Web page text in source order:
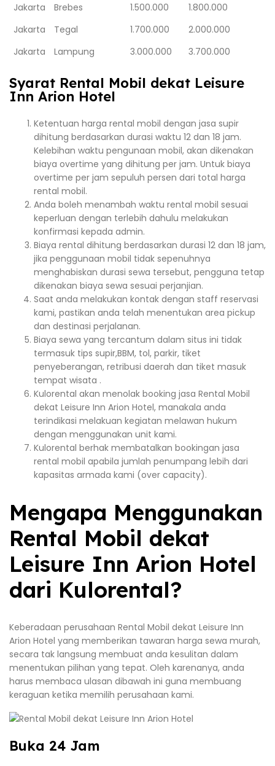
Jakarta
Brebes 1.500.000
1.800.000
Jakarta
Tegal 1.700.000
2.000.000
Jakarta
Lampung 3.000.000 3.700.000
Syarat Rental Mobil dekat Leisure
Inn Arion Hotel
Ketentuan harga rental mobil dengan jasa supir
dihitung berdasarkan durasi waktu 12 dan 18 jam.
Kelebihan waktu pengunaan mobil, akan dikenakan
biaya overtime yang dihitung per jam. Untuk biaya
overtime per jam sepuluh persen dari total harga
rental mobil.
Anda boleh menambah waktu rental mobil sesuai
keperluan dengan terlebih dahulu melakukan
konfirmasi kepada admin.
Biaya rental dihitung berdasarkan durasi 12 dan 18 jam,
jika penggunaan mobil tidak sepenuhnya
menghabiskan durasi sewa tersebut, pengguna tetap
dikenakan biaya sewa sesuai perjanjian.
Saat anda melakukan kontak dengan staff reservasi
kami, pastikan anda telah menentukan area pickup
dan destinasi perjalanan.
Biaya sewa yang tercantum dalam situs ini tidak
termasuk tips supir,BBM, tol, parkir, tiket
penyeberangan, retribusi daerah dan tiket masuk
tempat wisata .
Kulorental akan menolak booking jasa Rental Mobil
dekat Leisure Inn Arion Hotel, manakala anda
terindikasi melakuan kegiatan melawan hukum
dengan menggunakan unit kami.
Kulorental berhak membatalkan bookingan jasa
rental mobil apabila jumlah penumpang lebih dari
kapasitas armada kami (over capacity).
Mengapa Menggunakan
Rental Mobil dekat
Leisure Inn Arion Hotel
dari Kulorental?
Keberadaan perusahaan Rental Mobil dekat Leisure Inn
Arion Hotel yang memberikan tawaran harga sewa murah,
secara tak langsung membuat anda kesulitan dalam
menentukan pilihan yang tepat. Oleh karenanya, anda
harus membaca ulasan dibawah ini guna membuang
keraguan ketika memilih perusahaan kami.
Buka 24 Jam